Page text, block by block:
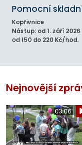
Pomocní
Kopřivnice
Nástup: od 1. září 2026
od 150 do 220 Kč/hod.
Nejnovější
03:06